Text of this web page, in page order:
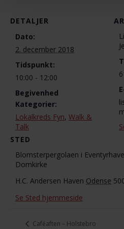
DETALJER
Dato:
2. december 2018
Tidspunkt:
10:00 - 12:00
Begivenhed
Kategorier:
Lokalkreds Fyn, Walk &
Talk
STED
Blomsterpergolaen i
Domkirke
H.C. Andersen Haven Odense
Se Sted hjemmeside
Caféaften – Holstebro